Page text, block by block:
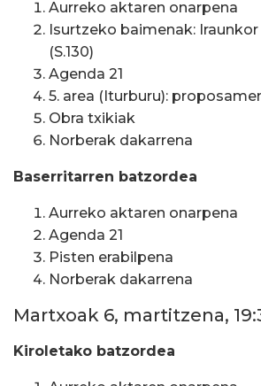
Aurreko aktaren onarpena
Isurtzeko baimenak: Iraunkor
(S.130)
Agenda 21
5. area (Iturburu):
Obra txikiak
Norberak dakarrena
Baserritarren batzordea
Aurreko aktaren onarpena
Agenda 21
Pisten erabilpena
Norberak dakarrena
Martxoak 6, martitzena,
Kiroletako batzordea